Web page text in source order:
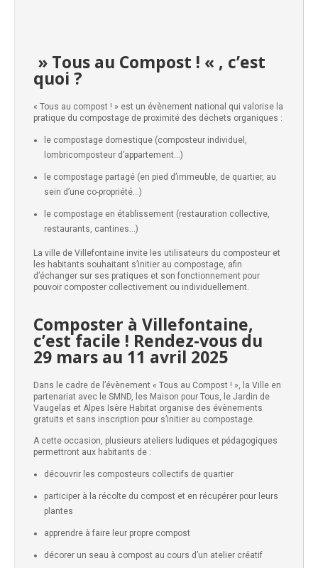
» Tous au Compost ! « , c’est
quoi ?
« Tous au compost ! » est un évènement national qui valorise la
pratique du compostage de proximité des déchets organiques :
le compostage domestique (composteur individuel,
lombricomposteur d’appartement…)
le compostage partagé (en pied d’immeuble, de quartier, au
sein d’une co-propriété…)
le compostage en établissement (restauration collective,
restaurants, cantines…)
La ville de Villefontaine invite les utilisateurs du composteur et
les habitants souhaitant s’initier au compostage, afin
d’échanger sur ses pratiques et son fonctionnement pour
pouvoir composter collectivement ou individuellement.
Composter à Villefontaine,
c’est facile ! Rendez-vous du
29 mars au 11 avril 2025
Dans le cadre de l’évènement « Tous au Compost ! », la Ville en
partenariat avec le SMND, les Maison pour Tous, le Jardin de
Vaugelas et Alpes Isère Habitat organise des évènements
gratuits et sans inscription pour s’initier au compostage.
A cette occasion, plusieurs ateliers ludiques et pédagogiques
permettront aux habitants de :
découvrir les composteurs collectifs de quartier
participer à la récolte du compost et en récupérer pour leurs
plantes
apprendre à faire leur propre compost
décorer un seau à compost au cours d’un atelier créatif